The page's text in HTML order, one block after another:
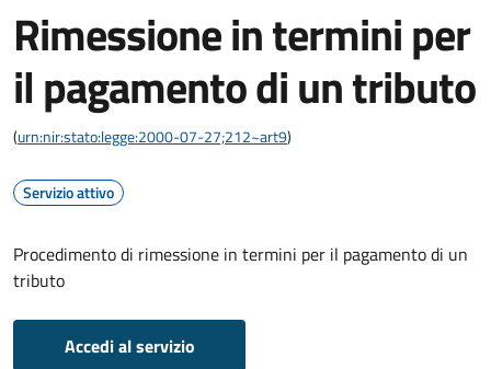
Rimessione in termini per
il pagamento di un tributo
(urn:nir:stato:legge:2000-07-27;212~art9)
Servizio attivo
Procedimento di rimessione in termini per il pagamento di un
tributo
Accedi al servizio